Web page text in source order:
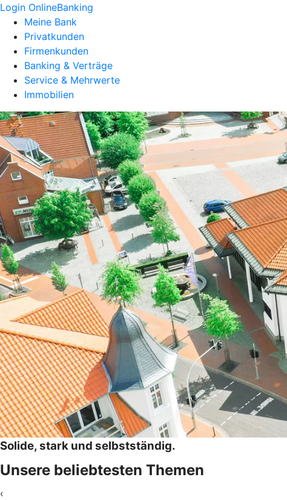
Login OnlineBanking
Meine Bank
Privatkunden
Firmenkunden
Banking & Verträge
Service & Mehrwerte
Immobilien
Solide, stark und selbstständig.
Unsere beliebtesten Themen
‹